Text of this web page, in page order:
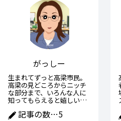
がっしー
生まれてずっと高梁市民。
高梁の見どころからニッチ
な部分まで、いろんな人に
知ってもらえると嬉しいで
記事の数…5